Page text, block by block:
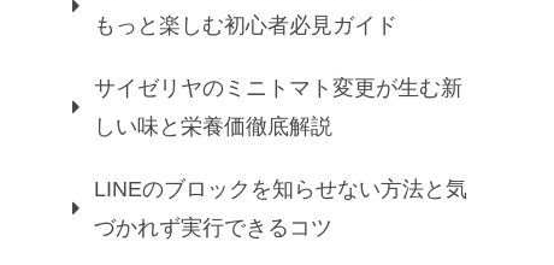
もっと楽しむ初心者必見ガイド
サイゼリヤのミニトマト変更が生む新
しい味と栄養価徹底解説
LINEのブロックを知らせない方法と気
づかれず実行できるコツ